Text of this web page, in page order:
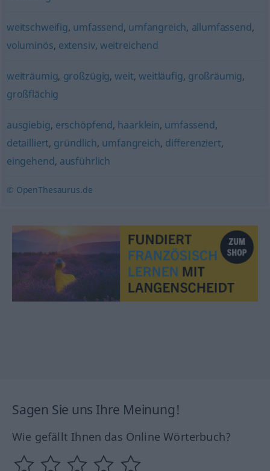
weitschweifig, umfassend, umfangreich, allumfassend,
voluminös, extensiv, weitreichend
weiträumig, großzügig,weit,weitläufig, großräumig,
großflächig
ausgiebig, erschöpfend, haarklein, umfassend,
detailliert, gründlich, umfangreich, differenziert,
eingehend, ausführlich
© OpenThesaurus.de
Sagen Sie uns Ihre Meinung!
Wie gefällt Ihnen das Online Wörterbuch?